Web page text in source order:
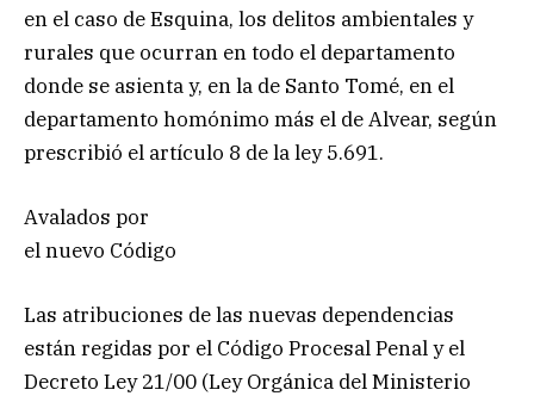
en el caso de Esquina, los delitos ambientales y
rurales que ocurran en todo el departamento
donde se asienta y, en la de Santo Tomé, en el
departamento homónimo más el de Alvear, según
prescribió el artículo 8 de la ley 5.691.
Avalados por
el nuevo Código
Las atribuciones de las nuevas dependencias
están regidas por el Código Procesal Penal y el
Decreto Ley 21/00 (Ley Orgánica del Ministerio